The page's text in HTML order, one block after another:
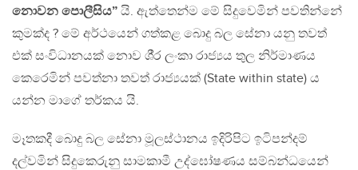
නොවන පොලීසිය” යි. ඇත්තෙන්ම මේ සිදුවෙමින් පවතින්නේ
කුමක්ද ? මේ අර්ථයෙන් ගත්කළ බොදු බල සේනා යනු තවත්
එක් සංවිධානයක් නොව ශී‍්‍ර ලංකා රාජ්‍යය තුල නිර්මාණය
කෙරෙමින් පවත්නා තවත් රාජ්‍යයක් (State within state) ය
යන්න මාගේ තර්කය යි.
මෑතකදී බොදු බල සේනා මූලස්ථානය ඉදිරිපිට ඉටිපන්දම්
දල්වමින් සිදුකෙරුනු සාමකාමී උද්ඝෝෂණය සම්බන්ධයෙන්